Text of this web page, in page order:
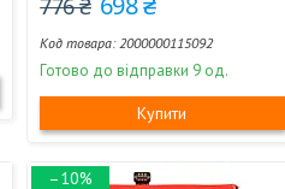
776 ₴
2000000115092
Готово до відправки 9 од.
Купити
–10%